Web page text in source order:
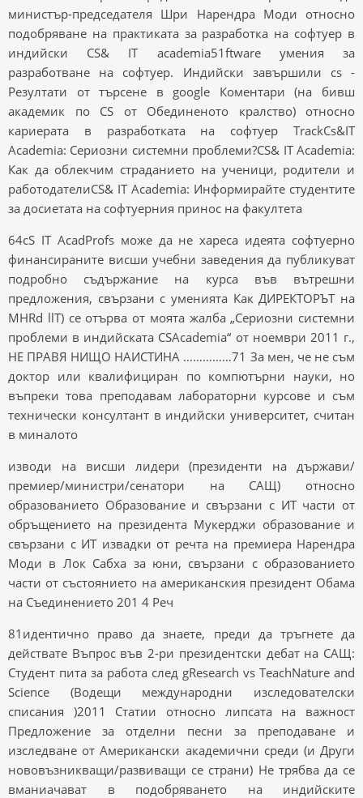
министър-председателя Шри Нарендра Моди относно
подобряване на практиката за разработка на софтуер в
индийски CS& IT academia51ftware умения за
разработване на софтуер. Индийски завършили cs -
Резултати от търсене в google Коментари (на бивш
академик по CS от Обединеното кралство) относно
кариерата в разработката на софтуер TrackCs&IT
Academia: Сериозни системни проблеми?CS& IT Academia:
Как да облекчим страданието на ученици, родители и
работодателиCS& IT Academia: Информирайте студентите
за досиетата на софтуерния принос на факултета
64cS IT AcadProfs може да не хареса идеята софтуерно
финансираните висши учебни заведения да публикуват
подробно съдържание на курса във вътрешни
предложения, свързани с уменията Как ДИРЕКТОРЪТ на
MHRd llT) се отърва от моята жалба „Сериозни системни
проблеми в индийската CSAcademia“ от ноември 2011 г.,
НЕ ПРАВЯ НИЩО НАИСТИНА ……………71 За мен, че не съм
доктор или квалифициран по компютърни науки, но
въпреки това преподавам лабораторни курсове и съм
технически консултант в индийски университет, считан
в миналото
изводи на висши лидери (президенти на държави/
премиер/министри/сенатори на САЩ) относно
образованието Образование и свързани с ИТ части от
обръщението на президента Мукерджи образование и
свързани с ИТ извадки от речта на премиера Нарендра
Моди в Лок Сабха за юни, свързани с образованието
части от състоянието на американския президент Обама
на Съединението 201 4 Реч
81идентично право да знаете, преди да тръгнете да
действате Въпрос във 2-ри президентски дебат на САЩ:
Студент пита за работа след gResearch vs TeachNature and
Science (Водещи международни изследователски
списания )2011 Статии относно липсата на важност
Предложение за отделни песни за преподаване и
изследване от Американски академични среди (и Други
нововъзникващи/развиващи се страни) Не трябва да се
вманиачават в подобряването на индийските